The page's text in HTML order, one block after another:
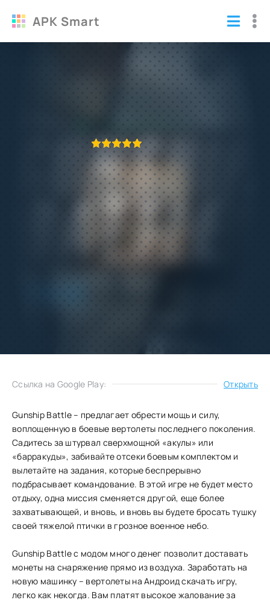
APK Smart
(взломанная версия)
Ссылка на Google Play: Открыть
Gunship Battle – предлагает обрести мощь и силу,
воплощенную в боевые вертолеты последнего поколения.
Садитесь за штурвал сверхмощной «акулы» или
«барракуды», забивайте отсеки боевым комплектом и
вылетайте на задания, которые беспрерывно
подбрасывает командование. В этой игре не будет место
отдыху, одна миссия сменяется другой, еще более
захватывающей, и вновь, и вновь вы будете бросать тушку
своей тяжелой птички в грозное военное небо.
Gunship Battle с модом много денег позволит доставать
монеты на снаряжение прямо из воздуха. Заработать на
новую машинку – вертолеты на Андроид скачать игру,
легко как некогда. Вам платят высокое жалование за